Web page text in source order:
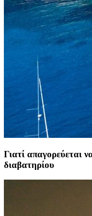
Γιατί απαγορεύεται
διαβατηρίου